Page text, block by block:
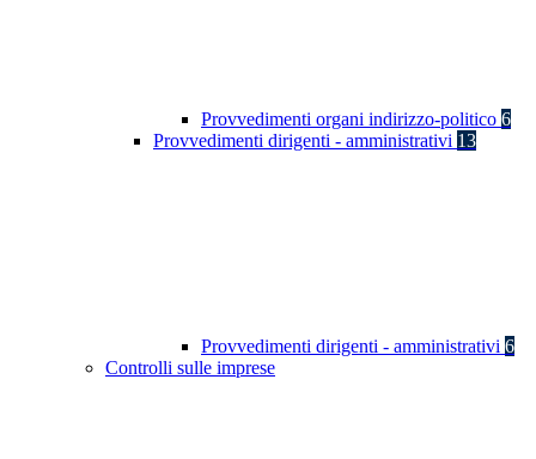
Provvedimenti organi indirizzo-politico 6
Provvedimenti dirigenti - amministrativi 13
Provvedimenti dirigenti - amministrativi 6
Controlli sulle imprese